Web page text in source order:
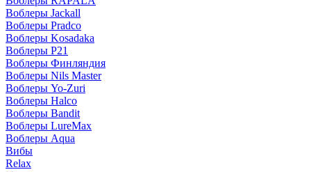
Воблеры Jackall
Воблеры Pradco
Воблеры Kosadaka
Воблеры P21
Воблеры Финляндия
Воблеры Nils Master
Воблеры Yo-Zuri
Воблеры Halco
Воблеры Bandit
Воблеры LureMax
Воблеры Aqua
Вибы
Relax